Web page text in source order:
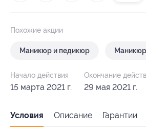
Похожие акции
Маникюр и педикюр
Начало действия
15 марта 2021 г.
Окончание
29 мая 2021 г.
Условия Описание Гарантии